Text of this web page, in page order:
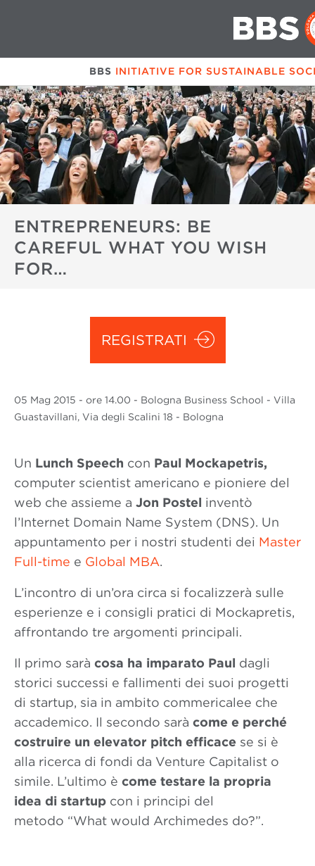
BBS INITIATIVE FOR SUSTAINABLE
ENTREPRENEURS: BE
CAREFUL WHAT YOU WISH
FOR…
REGISTRATI
05 Mag 2015 - ore 14.00 - Bologna Business School - Villa
Guastavillani, Via degli Scalini 18 - Bologna
Un Lunch Speech con Paul Mockapetris,
computer scientist americano e pioniere del
web che assieme a Jon Postel inventò
l’Internet Domain Name System (DNS). Un
appuntamento per i nostri studenti dei Master
Full-time e Global MBA.
L’incontro di un’ora circa si focalizzerà sulle
esperienze e i consigli pratici di Mockapretis,
affrontando tre argomenti principali.
Il primo sarà cosa ha imparato Paul dagli
storici successi e fallimenti dei suoi progetti
di startup, sia in ambito commericalee che
accademico. Il secondo sarà come e perché
costruire un elevator pitch efficace se si è
alla ricerca di fondi da Venture Capitalist o
simile. L’ultimo è come testare la propria
idea di startup con i principi del
metodo “What would Archimedes do?”.